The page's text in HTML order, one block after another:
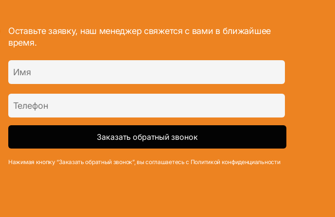
Оставьте заявку, наш менеджер свяжется с вами в ближайшее
время.
Нажимая кнопку “Заказать обратный звонок”, вы соглашаетесь с Политикой конфиденциальности